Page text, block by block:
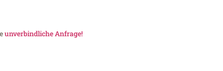
unverbindliche Anfrage!